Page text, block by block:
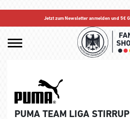
Jetzt zum Newsletter anmelden und 5€
PUMA TEAM LIGA